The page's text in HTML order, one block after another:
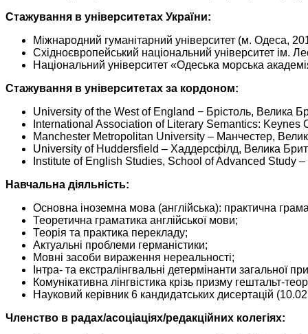
Стажування в університетах України:
Міжнародний гуманітарний університет (м. Одеса,
Східноєвропейський національний університет ім.
Національний університет «Одеська морська
Стажування в університетах за кордоном:
University of the West of England − Брістоль, Велика
International Association of Literary Semantics: Keynes
Manchester Metropolitan University ­­‒ Манчестер,
University of Huddersfield – Хаддерсфілд, Велика
Institute of English Studies, School of Advanced Study
Навчальна діяльність:
Основна іноземна мова (англійська): практична
Теоретична граматика англійської мови;
Теорія та практика перекладу;
Актуальні проблеми германістики;
Мовні засоби вираження нереальності;
Інтра- та екстралінгвальні детермінанти загальної
Комунікативна лінгвістика крізь призму гештальт-
Науковий керівник 6 кандидатських дисертацій
Членство в радах/асоціаціях/редакційних колегіях: